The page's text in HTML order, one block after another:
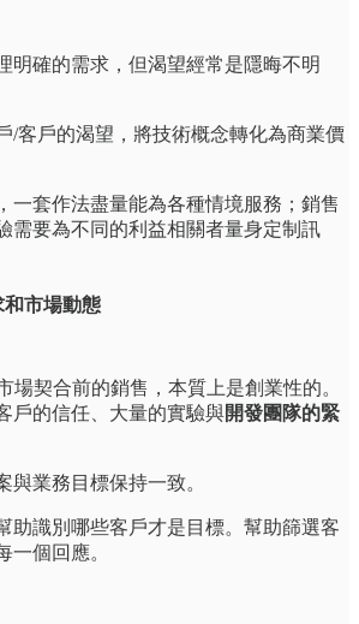
明確的需求，但渴望經常是隱晦不明
/客戶的渴望，將技術概念轉化為商業價
一套作法盡量能為各種情境服務；銷售
需要為不同的利益相關者量身定制訊
市場動態
場契合前的銷售，本質上是創業性的。
戶的信任、大量的實驗與開發團隊的緊
與業務目標保持一致。
助識別哪些客戶才是目標。幫助篩選客
一個回應。